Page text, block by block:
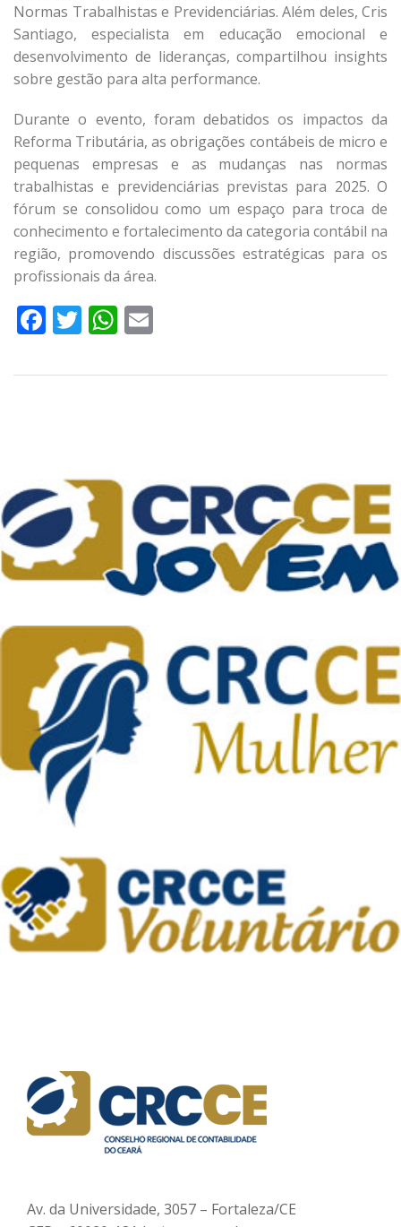
Normas Trabalhistas e Previdenciárias. Além deles, Cris
Santiago, especialista em educação emocional e
desenvolvimento de lideranças, compartilhou insights
sobre gestão para alta performance.
Durante o evento, foram debatidos os impactos da
Reforma Tributária, as obrigações contábeis de micro e
pequenas empresas e as mudanças nas normas
trabalhistas e previdenciárias previstas para 2025. O
fórum se consolidou como um espaço para troca de
conhecimento e fortalecimento da categoria contábil na
região, promovendo discussões estratégicas para os
profissionais da área.
Facebook
TwitterWhatsApp
Av. da Universidade, 3057 – Fortaleza/CE